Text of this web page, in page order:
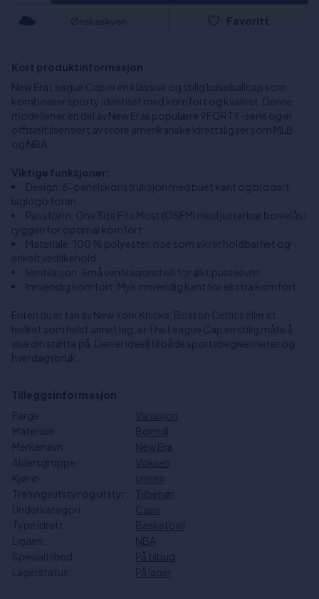
Ønskeskyen Favoritt
Kort produktinformasjon
New Era League Cap er en klassisk og stilig baseballcap som
kombinerer sporty identitet med komfort og kvalitet. Denne
modellen er en del av New Eras populære 9FORTY-serie og er
offisielt lisensiert av store amerikanske idrettsligaer som MLB
og NBA.
Viktige funksjoner:
Design: 6-panelskonstruksjon med buet kant og brodert
laglogo foran.
Passform: One Size Fits Most (OSFM) med justerbar borrelås i
ryggen for optimal komfort.
Materiale: 100 % polyester, noe som sikrer holdbarhet og
enkelt vedlikehold.
Ventilasjon: Små ventilasjonshull for økt pusteevne.
Innvendig komfort: Myk innvendig kant for ekstra komfort.
Enten du er fan av New York Knicks, Boston Celtics eller et
hvilket som helst annet lag, er The League Cap en stilig måte å
vise din støtte på. Den er ideell til både sportsbegivenheter og
hverdagsbruk.
Tilleggsinformasjon
Farge:
Variasjon
Materiale:
Bomull
Merkenavn:
New Era
Aldersgruppe:
Voksen
Kjønn:
unisex
Treningsutstyr og utstyr:
Tilbehør
Underkategori:
Caps
Type idrett:
Basketball
Ligaen:
NBA
Spesialtilbud:
På tilbud
Lagerstatus:
På lager